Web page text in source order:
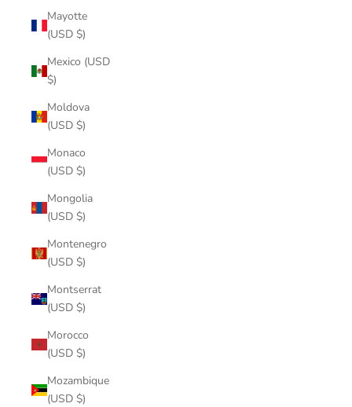
Mayotte
(USD $)
Mexico (USD
$)
Moldova
(USD $)
Monaco
(USD $)
Mongolia
(USD $)
Montenegro
(USD $)
Montserrat
(USD $)
Morocco
(USD $)
Mozambique
(USD $)